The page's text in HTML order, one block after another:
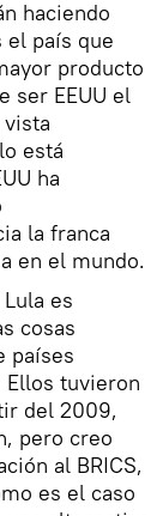
haciendo
el país que
producto
ser EEUU el
está
ha
la franca
en el mundo.
es
cosas
países
Ellos tuvieron
del 2009,
pero creo
al BRICS,
es el caso